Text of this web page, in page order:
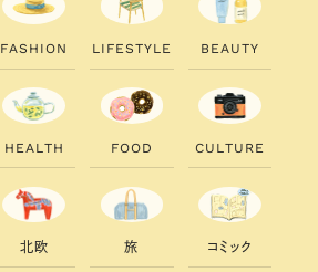
FAS H ION LI FESTYLE B EAUTY
H EALTH FOOD CU LTU RE
北欧 旅 コ ミ ック